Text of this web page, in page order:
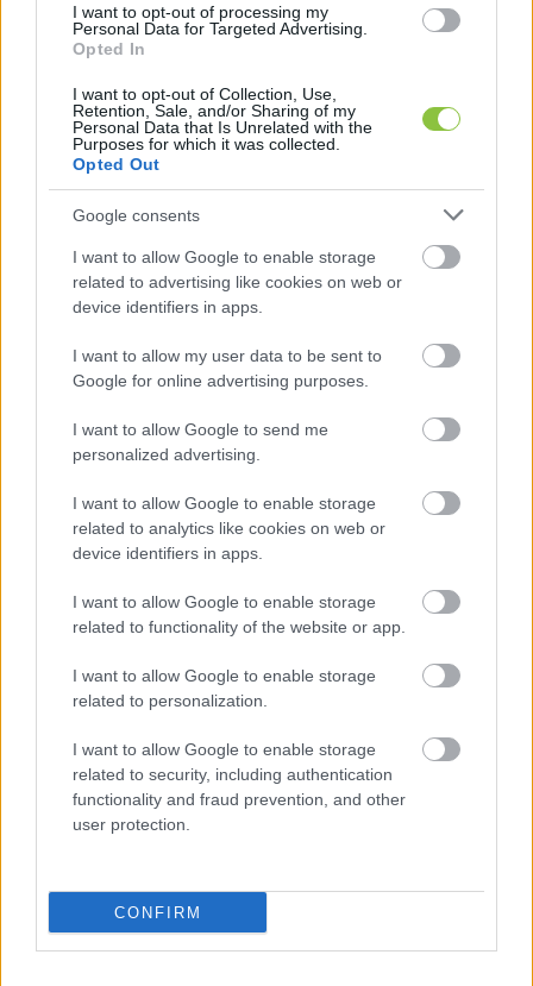
I want to opt-out of processing my
Personal Data for Targeted Advertising.
Opted In
I want to opt-out of Collection, Use,
Retention, Sale, and/or Sharing of my
Personal Data that Is Unrelated with the
Purposes for which it was collected.
Opted Out
Google consents
I want to allow Google to enable storage
related to advertising like cookies on web or
device identifiers in apps.
I want to allow my user data to be sent to
Google for online advertising purposes.
I want to allow Google to send me
personalized advertising.
I want to allow Google to enable storage
related to analytics like cookies on web or
device identifiers in apps.
I want to allow Google to enable storage
related to functionality of the website or app.
I want to allow Google to enable storage
related to personalization.
I want to allow Google to enable storage
related to security, including authentication
functionality and fraud prevention, and other
user protection.
CONFIRM
Fotó: Hírös Rescue Team Speciális Mentő Egyesület
HIRDETÉS
volt, normál vitális paraméterekkel, de fázott és
zavart volt, így az alaposabb vizsgálat és ellátás
után melegíteni kezdték, majd 15 perccel
később már a mentővel a Kecskeméti Bács-